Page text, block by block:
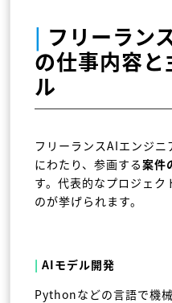
| フリーラン
の仕事内容
ル
フリーランスAIエンジ
にわたり、参画する案件
す。代表的なプロジェク
のが挙げられます。
| AIモデル開発
Pythonなどの言語で機